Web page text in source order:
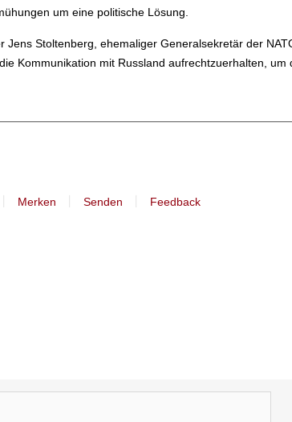
um eine politische Lösung.
Jens Stoltenberg, ehemaliger Generalsekretär der
Kommunikation mit Russland aufrechtzuerhalten, um
Merken Senden Feedback